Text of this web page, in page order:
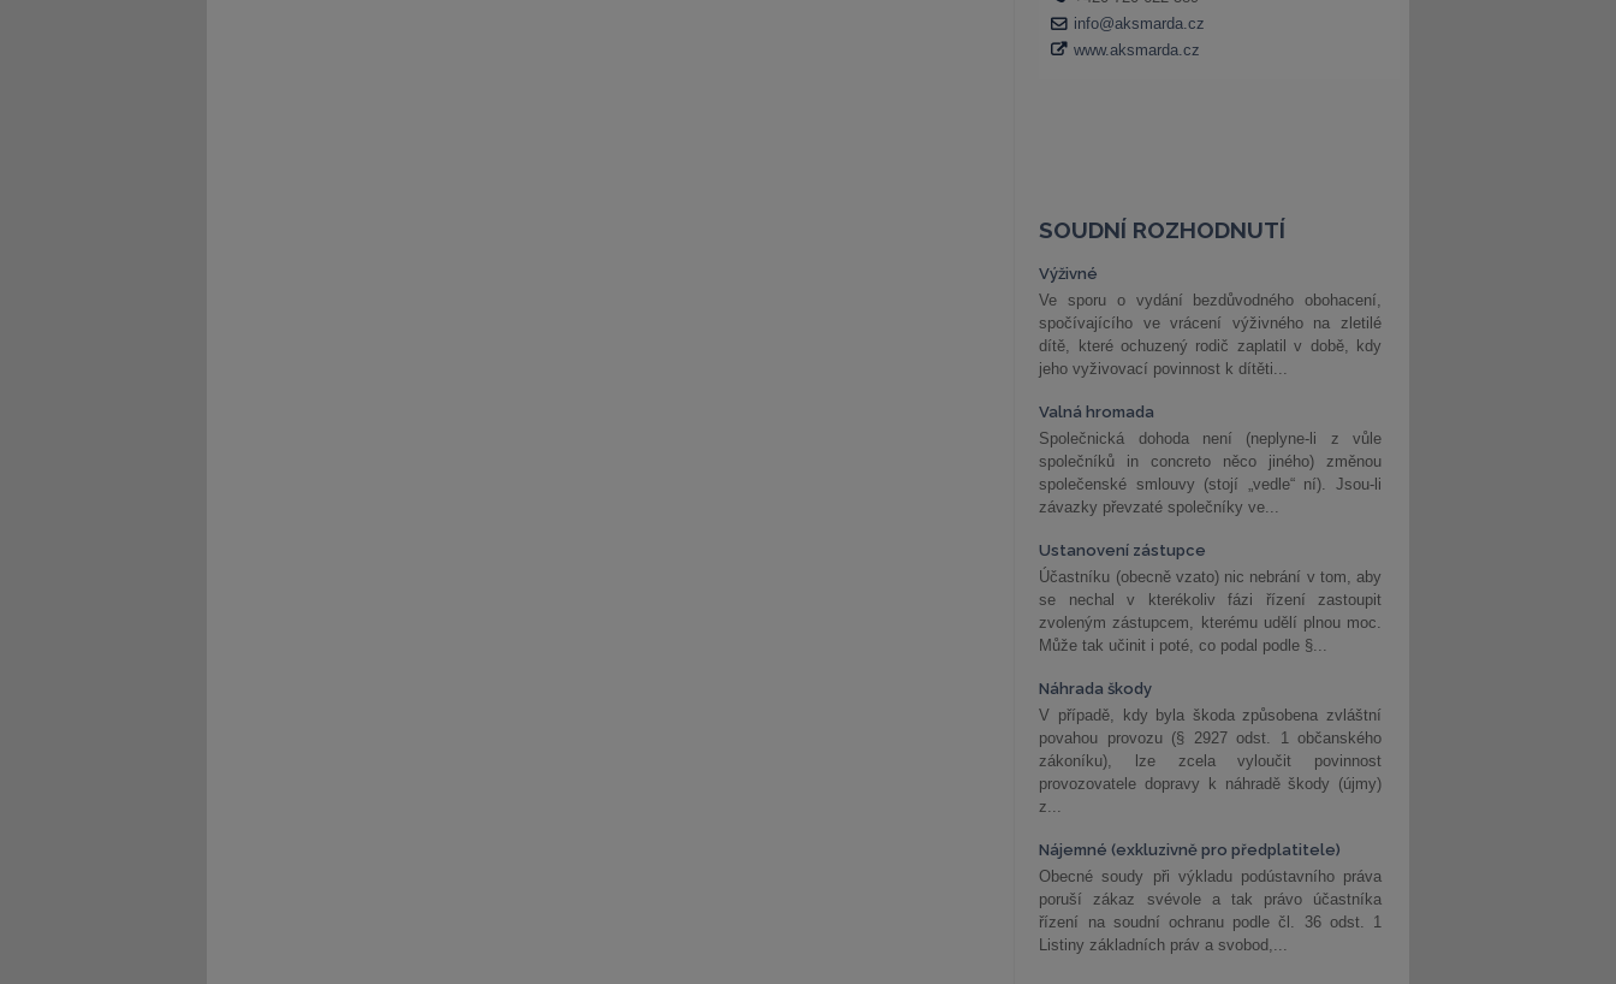
SOUDNÍ ROZHODNUTÍ
Výživné
Ve sporu o vydání bezdůvodného obohacení,
spočívajícího ve vrácení výživného na zletilé
dítě, které ochuzený rodič zaplatil v době, kdy
jeho vyživovací povinnost k dítěti...
Valná hromada
Společnická dohoda není (neplyne-li z vůle
společníků in concreto něco jiného) změnou
společenské smlouvy (stojí „vedle“ ní). Jsou-li
závazky převzaté společníky ve...
Ustanovení zástupce
Účastníku (obecně vzato) nic nebrání v tom, aby
se nechal v kterékoliv fázi řízení zastoupit
zvoleným zástupcem, kterému udělí plnou moc.
Může tak učinit i poté, co podal podle §...
Náhrada škody
V případě, kdy byla škoda způsobena zvláštní
povahou provozu (§ 2927 odst. 1 občanského
zákoníku), lze zcela vyloučit povinnost
provozovatele dopravy k náhradě škody (újmy)
z...
Nájemné (exkluzivně pro předplatitele)
Obecné soudy při výkladu podústavního práva
poruší zákaz svévole a tak právo účastníka
řízení na soudní ochranu podle čl. 36 odst. 1
Listiny základních práv a svobod,...